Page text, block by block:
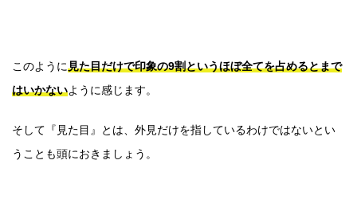
このように見た目だけで印象の9割というほぼ全てを占めるとまで
はいかないように感じます。
そして『見た目』とは、外見だけを指しているわけではないとい
うことも頭におきましょう。